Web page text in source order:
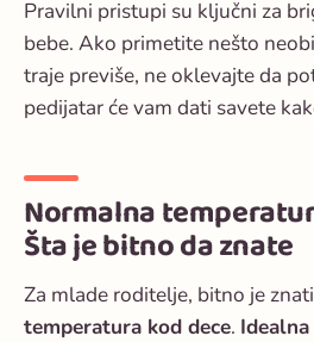
Pravilni pristupi su ključni za
bebe. Ako primetite nešto
traje previše, ne oklevajte da
pedijatar će vam dati savete
Normalna
Šta je bitno da znate
Za mlade roditelje, bitno je
temperatura kod dece.